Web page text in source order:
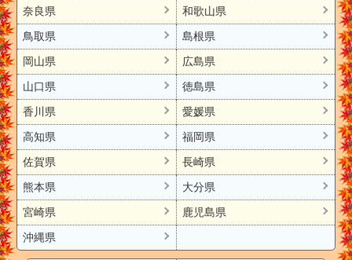
奈良県
和歌山県
鳥取県
島根県
岡山県
広島県
山口県
徳島県
香川県
愛媛県
高知県
福岡県
佐賀県
長崎県
熊本県
大分県
宮崎県
鹿児島県
沖縄県